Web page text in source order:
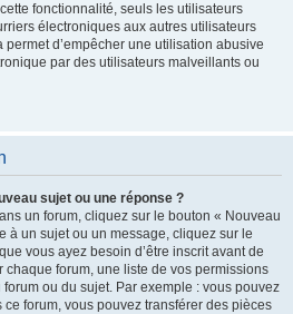
fonctionnalité, seuls les utilisateurs
électroniques aux autres utilisateurs
d’empêcher une utilisation abusive
par des utilisateurs malveillants ou
sujet ou une réponse ?
un forum, cliquez sur le bouton « Nouveau
à un sujet ou un message, cliquez sur le
vous ayez besoin d’être inscrit avant de
forum, une liste de vos permissions
ou du sujet. Par exemple : vous pouvez
forum, vous pouvez transférer des pièces